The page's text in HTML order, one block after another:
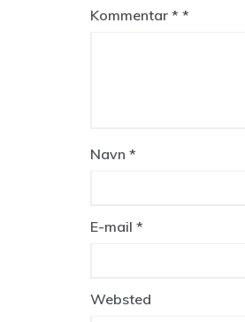
Kommentar *
Navn *
E-mail *
Websted